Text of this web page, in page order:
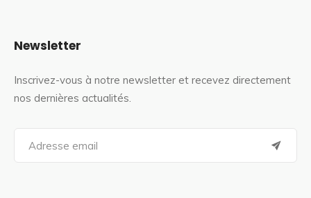
Newsletter
Inscrivez-vous à notre newsletter et recevez directement
nos dernières actualités.
a